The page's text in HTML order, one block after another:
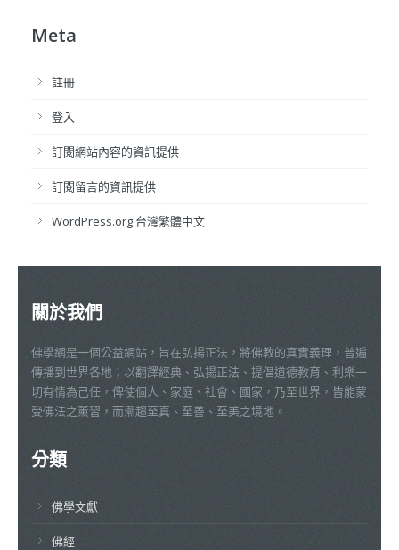
Meta
註冊
登入
訂閱網站內容的資訊提供
訂閱留言的資訊提供
WordPress.org 台灣繁體中文
關於我們
佛學網是一個公益網站，旨在弘揚正法，將佛教的真實義理，普遍
傳播到世界各地；以翻譯經典、弘揚正法、提倡道德教育、利樂一
切有情為己任，俾使個人、家庭、社會、國家，乃至世界，皆能蒙
受佛法之薰習，而漸趨至真、至善、至美之境地。
分類
佛學文獻
佛經